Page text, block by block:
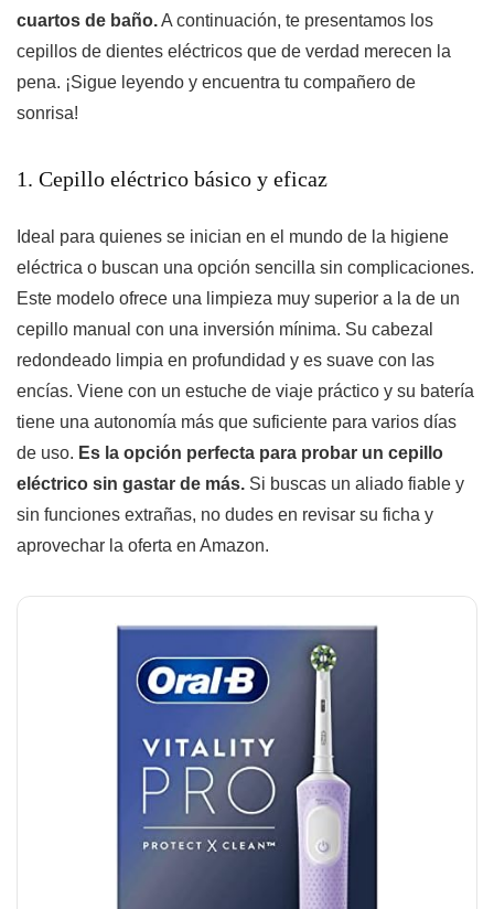
cuartos de baño.A continuación, te presentamos los
cepillos de dientes eléctricos que de verdad merecen la
pena. ¡Sigue leyendo y encuentra tu compañero de
sonrisa!
1. Cepillo eléctrico básico y eficaz
Ideal para quienes se inician en el mundo de la higiene
eléctrica o buscan una opción sencilla sin complicaciones.
Este modelo ofrece una limpieza muy superior a la de un
cepillo manual con una inversión mínima. Su cabezal
redondeado limpia en profundidad y es suave con las
encías. Viene con un estuche de viaje práctico y su batería
tiene una autonomía más que suficiente para varios días
de uso. Es la opción perfecta para probar un cepillo
eléctrico sin gastar de más. Si buscas un aliado fiable y
sin funciones extrañas, no dudes en revisar su ficha y
aprovechar la oferta en Amazon.